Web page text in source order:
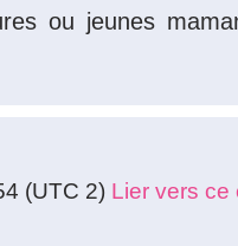
ou jeunes
(UTC 2) Lier vers ce